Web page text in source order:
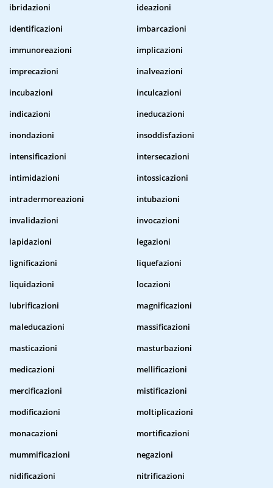
ibridazioni
ideazioni
identificazioni
imbarcazioni
immunoreazioni
implicazioni
imprecazioni
inalveazioni
incubazioni
inculcazioni
indicazioni
ineducazioni
inondazioni
insoddisfazioni
intensificazioni
intersecazioni
intimidazioni
intossicazioni
intradermoreazioni
intubazioni
invalidazioni
invocazioni
lapidazioni
legazioni
lignificazioni
liquefazioni
liquidazioni
locazioni
lubrificazioni
magnificazioni
maleducazioni
massificazioni
masticazioni
masturbazioni
medicazioni
mellificazioni
mercificazioni
mistificazioni
modificazioni
moltiplicazioni
monacazioni
mortificazioni
mummificazioni
negazioni
nidificazioni
nitrificazioni